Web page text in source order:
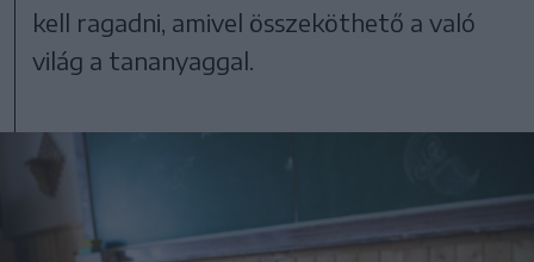
kell ragadni, amivel összeköthető a való
világ a tananyaggal.